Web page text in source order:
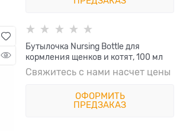
Бутылочка Nursing Bottle для
кормления щенков и котят, 100 мл
Свяжитесь с нами насчет цены
ОФОРМИТЬ
ПРЕДЗАКАЗ